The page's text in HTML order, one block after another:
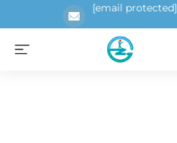
[email protected]